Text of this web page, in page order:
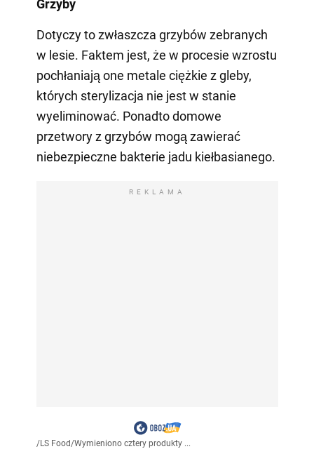
Grzyby
Dotyczy to zwłaszcza grzybów zebranych
w lesie. Faktem jest, że w procesie wzrostu
pochłaniają one metale ciężkie z gleby,
których sterylizacja nie jest w stanie
wyeliminować. Ponadto domowe
przetwory z grzybów mogą zawierać
niebezpieczne bakterie jadu kiełbasianego.
REKLAMA
/LS Food/Wymieniono cztery produkty ...